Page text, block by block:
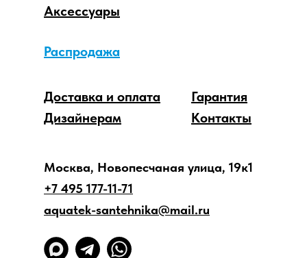
Аксессуары
Распродажа
Дизайнерам
Доставка и оплата
Гарантия
Контакты
Москва, Новопесчаная улица, 19к1
+7 495 177-11-71
aquatek-santehnika@mail.ru